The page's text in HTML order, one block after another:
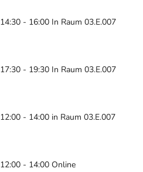
14:30 - 16:00 In Raum 03.E.007
17:30 - 19:30 In Raum 03.E.007
12:00 - 14:00 in Raum 03.E.007
12:00 - 14:00 Online